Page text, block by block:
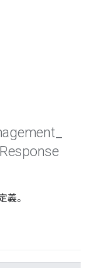
Response
義。